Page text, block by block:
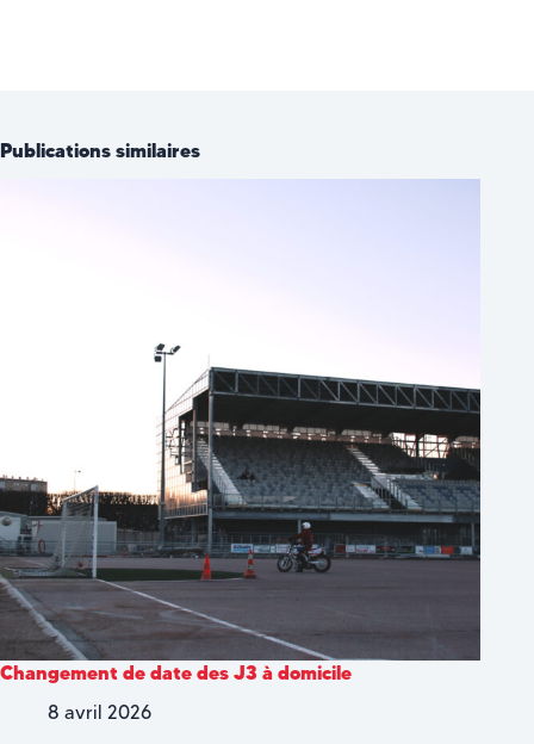
Publications similaires
Changement de date des J3 à domicile
8 avril 2026